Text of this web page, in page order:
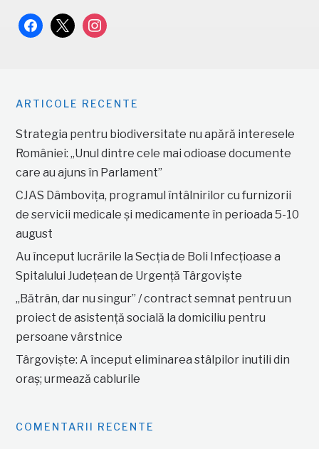
facebook
x instagram
ARTICOLE RECENTE
Strategia pentru biodiversitate nu apără interesele
României: „Unul dintre cele mai odioase documente
care au ajuns în Parlament”
CJAS Dâmbovița, programul întâlnirilor cu furnizorii
de servicii medicale și medicamente în perioada 5-10
august
Au început lucrările la Secția de Boli Infecțioase a
Spitalului Județean de Urgență Târgoviște
„Bătrân, dar nu singur” / contract semnat pentru un
proiect de asistență socială la domiciliu pentru
persoane vârstnice
Târgoviște: A început eliminarea stâlpilor inutili din
oraș; urmează cablurile
COMENTARII RECENTE